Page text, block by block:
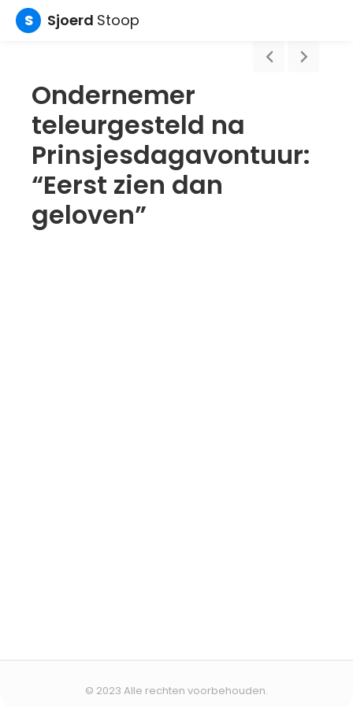
S Sjoerd Stoop
Ondernemer
teleurgesteld na
Prinsjesdagavontuur:
“Eerst zien dan
geloven”
© 2023 Alle rechten voorbehouden.